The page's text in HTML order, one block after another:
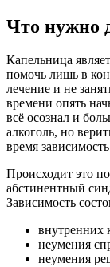
Что нужно
Капельница
помочь лишь в
лечение и не
времени опять
всё осознал и
алкоголь, но
время
Происходит это
абстинентный
Зависимость
внутренних
неумения
неумения